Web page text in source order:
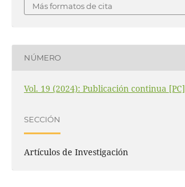
Más formatos de cita
NÚMERO
Vol. 19 (2024): Publicación continua [PC]
SECCIÓN
Artículos de Investigación